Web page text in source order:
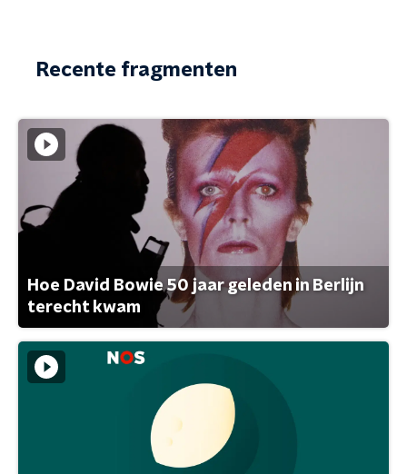
Recente fragmenten
Hoe David Bowie 50 jaar geleden in Berlijn
terecht kwam